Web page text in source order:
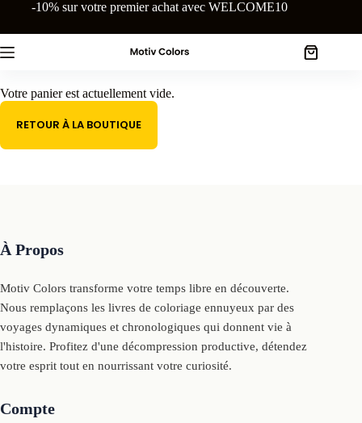
contenu
-10% sur votre premier achat avec WELCOME10
Panier
Votre panier est actuellement vide.
RETOUR À LA BOUTIQUE
À Propos
Motiv Colors transforme votre temps libre en découverte.
Nous remplaçons les livres de coloriage ennuyeux par des
voyages dynamiques et chronologiques qui donnent vie à
l'histoire. Profitez d'une décompression productive, détendez
votre esprit tout en nourrissant votre curiosité.
Compte